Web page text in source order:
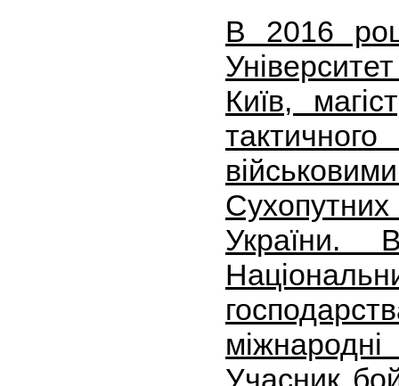
В 2016
Київ,
України.
Учасник